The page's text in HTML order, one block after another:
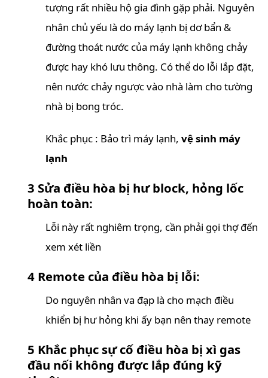
tượng rất nhiều hộ gia đình gặp phải. Nguyên
nhân chủ yếu là do máy lạnh bị dơ bẩn &
đường thoát nước của máy lạnh không chảy
được hay khó lưu thông. Có thể do lỗi lắp đặt,
nên nước chảy ngược vào nhà làm cho tường
nhà bị bong tróc.
Khắc phục : Bảo trì máy lạnh, vệ sinh máy
lạnh
3 Sửa điều hòa bị hư block, hỏng lốc
hoàn toàn:
Lỗi này rất nghiêm trọng, cần phải gọi thợ đến
xem xét liền
4 Remote của điều hòa bị lỗi:
Do nguyên nhân va đạp là cho mạch điều
khiển bị hư hỏng khi ấy bạn nên thay remote
5 Khắc phục sự cố điều hòa bị xì gas
đầu nối không được lắp đúng kỹ